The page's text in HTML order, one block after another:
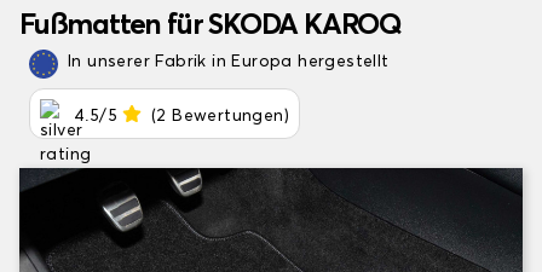
Fußmatten für SKODA KAROQ
In unserer Fabrik in Europa hergestellt
4.5/5 (2 Bewertungen)